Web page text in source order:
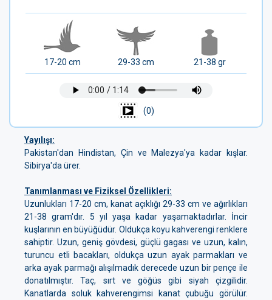
17-20 cm 29-33 cm 21-38 gr
(0)
Yayılışı:
Pakistan'dan Hindistan, Çin ve Malezya'ya kadar kışlar.
Sibirya'da ürer.
Tanımlanması ve Fiziksel Özellikleri:
Uzunlukları 17-20 cm, kanat açıklığı 29-33 cm ve ağırlıkları
21-38 gram'dır. 5 yıl yaşa kadar yaşamaktadırlar. İncir
kuşlarının en büyüğüdür. Oldukça koyu kahverengi renklere
sahiptir. Uzun, geniş gövdesi, güçlü gagası ve uzun, kalın,
turuncu etli bacakları, oldukça uzun ayak parmakları ve
arka ayak parmağı alışılmadık derecede uzun bir pençe ile
donatılmıştır. Taç, sırt ve göğüs gibi siyah çizgilidir.
Kanatlarda soluk kahverengimsi kanat çubuğu görülür.